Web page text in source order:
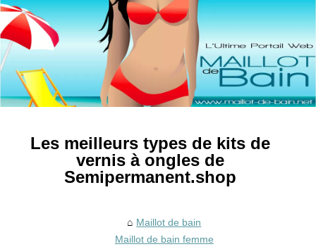
Les meilleurs types de kits de
vernis à ongles de
Semipermanent.shop
Maillot de bain
Maillot de bain femme